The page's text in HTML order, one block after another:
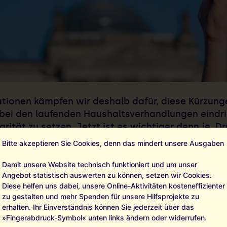
kämpfen wir deshalb dafür, diese
den laufenden Haushaltsverhandlungen
zu setzen. Jetzt ist es wichtiger denn je,
Solidarität nicht nur versprechen,
will, muss in die Zukunft von Kindern
verschärfen Leid,
Bitte akzeptieren Sie Cookies, denn das mindert unsere Ausgaben
Damit unsere Website technisch funktioniert und um unser
Angebot statistisch auswerten zu können, setzen wir Cookies.
Diese helfen uns dabei, unsere Online-Aktivitäten kosteneffizienter
zu gestalten und mehr Spenden für unsere Hilfsprojekte zu
erhalten. Ihr Einverständnis können Sie jederzeit über das
»Fingerabdruck-Symbol« unten links ändern oder widerrufen.